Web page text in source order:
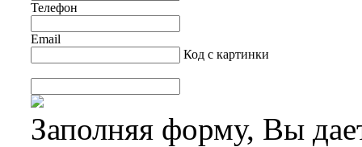
Телефон
Email
Код с картинки
Заполняя форму, Вы